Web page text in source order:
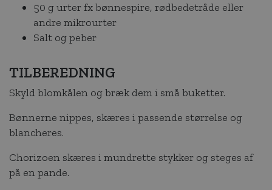
50 g urter fx bønnespire, rødbedetråde eller
andre mikrourter
Salt og peber
TILBEREDNING
Skyld blomkålen og bræk dem i små buketter.
Bønnerne nippes, skæres i passende størrelse og
blancheres.
Chorizoen skæres i mundrette stykker og steges af
på en pande.